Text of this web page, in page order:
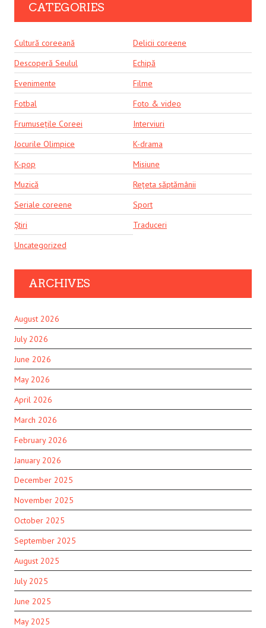
CATEGORIES
Cultură coreeană
Delicii coreene
Descoperă Seulul
Echipă
Evenimente
Filme
Fotbal
Foto & video
Frumusețile Coreei
Interviuri
Jocurile Olimpice
K-drama
K-pop
Misiune
Muzică
Rețeta săptămânii
Seriale coreene
Sport
Știri
Traduceri
Uncategorized
ARCHIVES
August 2026
July 2026
June 2026
May 2026
April 2026
March 2026
February 2026
January 2026
December 2025
November 2025
October 2025
September 2025
August 2025
July 2025
June 2025
May 2025